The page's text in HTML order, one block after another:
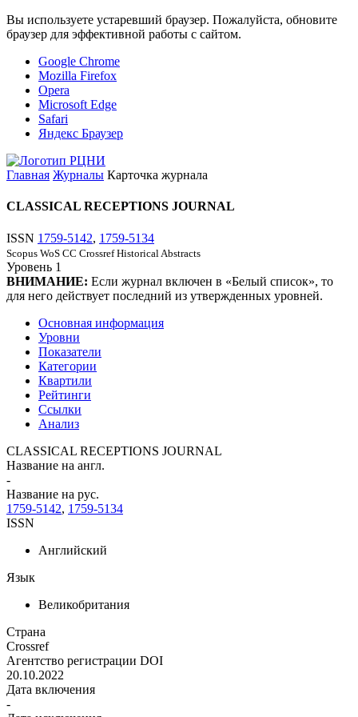
Вы используете устаревший браузер. Пожалуйста, обновите
браузер для эффективной работы с сайтом.
Google Chrome
Mozilla Firefox
Opera
Microsoft Edge
Safari
Яндекс Браузер
Главная Журналы Карточка журнала
CLASSICAL RECEPTIONS JOURNAL
ISSN 1759-5142, 1759-5134
Scopus WoS CC Crossref Historical Abstracts
Уровень 1
ВНИМАНИЕ: Если журнал включен в «Белый список», то
для него действует последний из утвержденных уровней.
Основная информация
Уровни
Показатели
Категории
Квартили
Рейтинги
Ссылки
Анализ
CLASSICAL RECEPTIONS JOURNAL
Название на англ.
-
Название на рус.
1759-5142, 1759-5134
ISSN
Английский
Язык
Великобритания
Страна
Crossref
Агентство регистрации DOI
20.10.2022
Дата включения
-